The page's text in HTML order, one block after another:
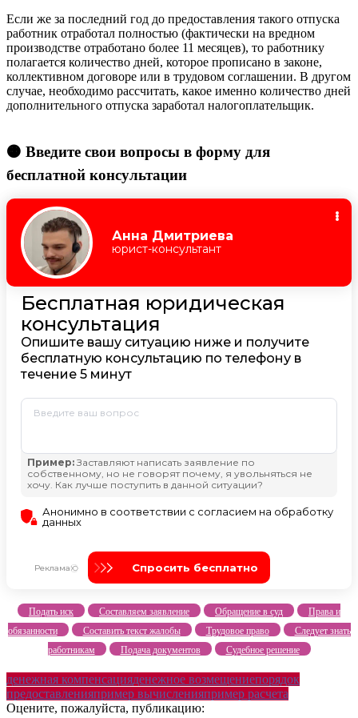
Если же за последний год до предоставления такого отпуска
работник отработал полностью (фактически на вредном
производстве отработано более 11 месяцев), то работнику
полагается количество дней, которое прописано в законе,
коллективном договоре или в трудовом соглашении. В другом
случае, необходимо рассчитать, какое именно количество дней
дополнительного отпуска заработал налогоплательщик.
🟠 Введите свои вопросы в форму для
бесплатной консультации
Подать иск Составляем заявление Обращение в суд
Права и
обязанности
Составить текст жалобы Трудовое право
Следует знать
работникам
Подача документов Судебное решение
денежная компенсацияденежное возмещениепорядок
предоставленияпример вычисленияпример расчета
Оцените, пожалуйста, публикацию: